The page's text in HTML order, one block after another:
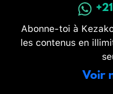
Abonne-toi à
les contenus en
Voir